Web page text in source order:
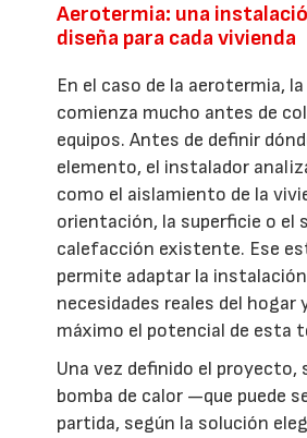
Aerotermia: una
diseña para cada vivienda
En el caso de la aerotermia,
comienza mucho antes de
equipos. Antes de definir
elemento, el instalador
como el aislamiento de la
orientación, la superficie o el
calefacción existente. Ese
permite adaptar la
necesidades reales del hogar
máximo el potencial de esta
Una vez definido el proyecto,
bomba de calor —que puede
partida, según la solución